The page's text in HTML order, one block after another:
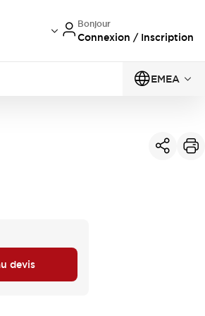
Bonjour
Connexion / Inscription
EMEA
devis